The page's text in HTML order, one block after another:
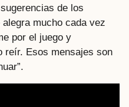
de los
mucho cada vez
por el juego y
reír. Esos mensajes son